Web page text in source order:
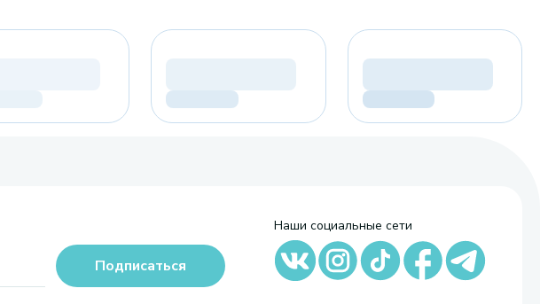
Подписаться
Наши социальные сети